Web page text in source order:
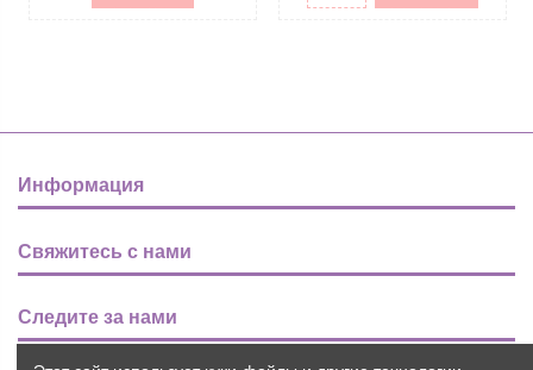
Информация
Свяжитесь с нами
Следите за нами